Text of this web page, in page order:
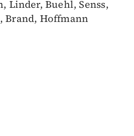
Linder, Buehl, Senss,
Brand, Hoffmann